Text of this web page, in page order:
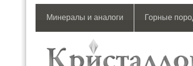
Минералы и аналоги Горные